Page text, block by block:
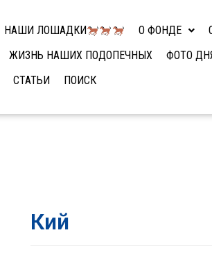
НАШИ ЛОШАДКИ О ФОНДЕ
ЖИЗНЬ НАШИХ ПОДОПЕЧНЫХ
ФОТО
СТАТЬИ ПОИСК
Кий